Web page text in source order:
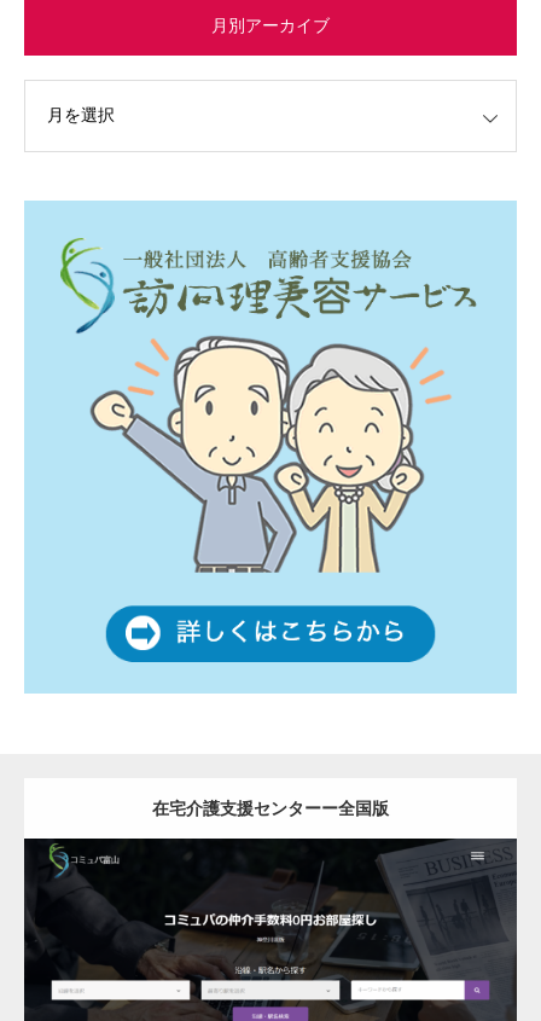
月別アーカイブ
在宅介護支援センターー全国版
更新日： 2023.03.10
在宅介護支援センター